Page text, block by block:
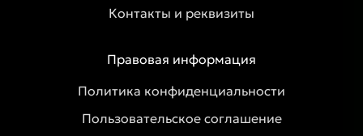
Контакты и реквизиты
Правовая информация
Политика конфиденциальности
Пользовательское соглашение